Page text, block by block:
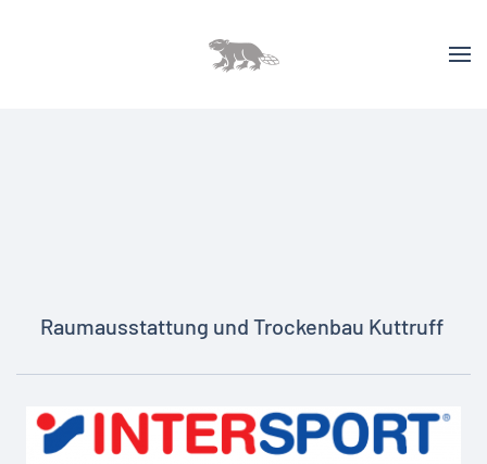
Raumausstattung und Trockenbau Kuttruff